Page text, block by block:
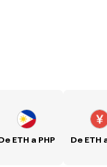
ETH a PHP De ETH